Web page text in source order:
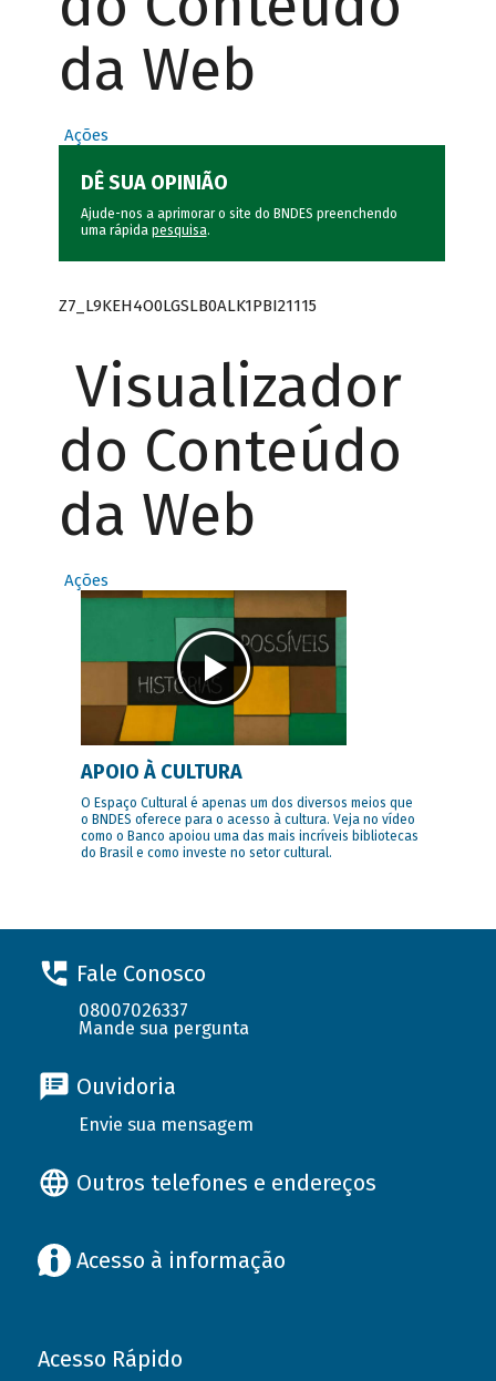
da Web
Ações
DÊ SUA OPINIÃO
Ajude-nos a aprimorar o site do BNDES preenchendo
uma rápida pesquisa.
Z7_L9KEH4O0LGSLB0ALK1PBI21115
Visualizador
do Conteúdo
da Web
Ações
APOIO À CULTURA
O Espaço Cultural é apenas um dos diversos meios que
o BNDES oferece para o acesso à cultura. Veja no vídeo
como o Banco apoiou uma das mais incríveis bibliotecas
do Brasil e como investe no setor cultural.
Fale Conosco
08007026337
Mande sua pergunta
Ouvidoria
Envie sua mensagem
Outros telefones e endereços
Acesso à informação
Acesso Rápido